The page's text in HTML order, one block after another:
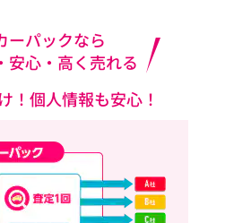
ーパックなら
安心・高く売れる
！個人情報も安心！